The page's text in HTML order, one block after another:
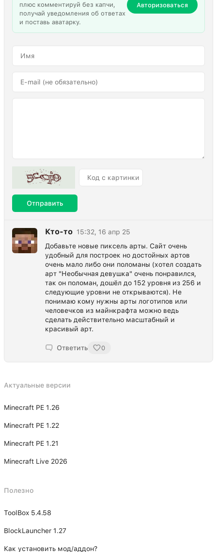
плюс комментируй без капчи,
получай уведомления об ответах
и поставь аватарку.
Авторизоваться
Отправить
Кто-то 15:32, 16 апр 25
Добавьте новые пиксель арты. Сайт очень
удобный для построек но достойных артов
очень мало либо они поломаны (хотел создать
арт "Необычная девушка" очень понравился,
так он поломан, дошёл до 152 уровня из 256 и
следующие уровни не открываются). Не
понимаю кому нужны арты логотипов или
человечков из майнкрафта можно ведь
сделать действительно масштабный и
красивый арт.
Ответить 0
Актуальные версии
Minecraft PE 1.26
Minecraft PE 1.22
Minecraft PE 1.21
Minecraft Live 2026
Полезно
ToolBox 5.4.58
BlockLauncher 1.27
Как установить мод/аддон?